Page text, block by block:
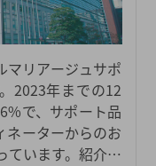
マリアージュサポ
2023年までの12
で、サポート品
ネーターからのお
ています。紹介対